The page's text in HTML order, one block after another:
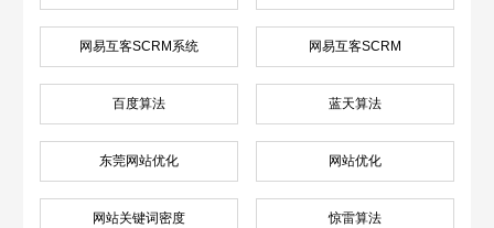
网易互客SCRM系统 网易互客SCRM
百度算法 蓝天算法
东莞网站优化 网站优化
网站关键词密度 惊雷算法